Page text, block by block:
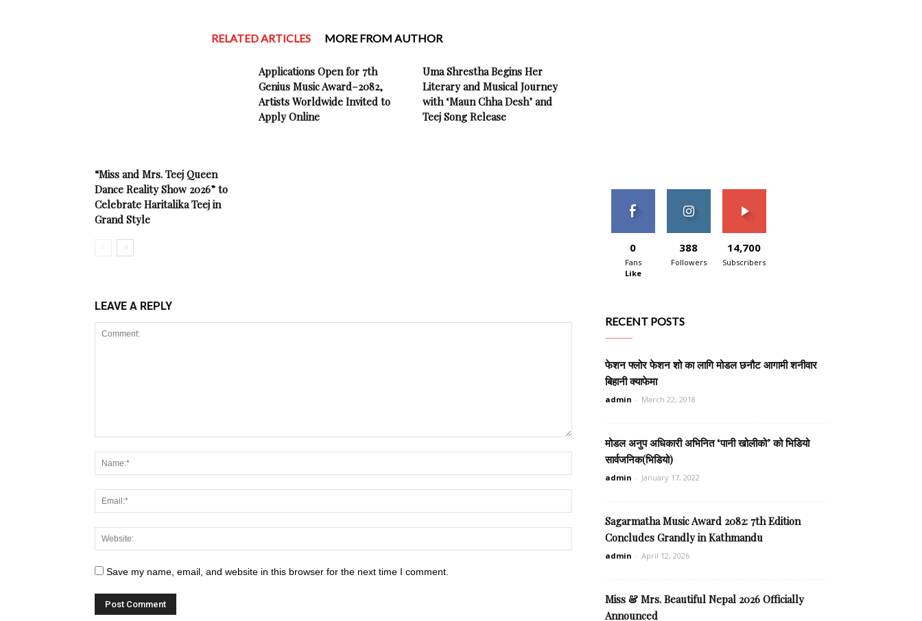
RELATED ARTICLES MORE FROM AUTHOR
“Miss and Mrs. Teej Queen
Dance Reality Show 2026” to
Celebrate Haritalika Teej in
Grand Style
Applications Open for 7th
Genius Music Award–2082,
Artists Worldwide Invited to
Apply Online
Uma Shrestha Begins Her
Literary and Musical Journey
with ‘Maun Chha Desh’ and
Teej Song Release
LEAVE A REPLY
Save my name, email, and website in this browser for the next time I comment.
0
Fans
Like
388
Followers
14,700
Subscribers
RECENT POSTS
फेशन फ्लोर फेशन शो का लागि मोडल छनौट आगामी शनीवार
बिहानी क्याफेमा
admin - March 22, 2018
मोडल अनुप अधिकारी अभिनित ‘पानी खोलीको’ को भिडियो
सार्वजनिक(भिडियो)
admin - January 17, 2022
Sagarmatha Music Award 2082: 7th Edition
Concludes Grandly in Kathmandu
admin - April 12, 2026
Miss & Mrs. Beautiful Nepal 2026 Officially
Announced